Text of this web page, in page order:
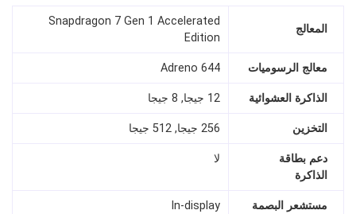
المعالج
Snapdragon 7 Gen 1 Accelerated
Edition
معالج الرسوميات Adreno 644
الذاكرة العشوائية 12 جيجا, 8 جيجا
التخزين 256 جيجا, 512 جيجا
دعم بطاقة
الذاكرة
لا
مستشعر البصمة In-display